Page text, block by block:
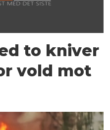
to kniver
vold mot